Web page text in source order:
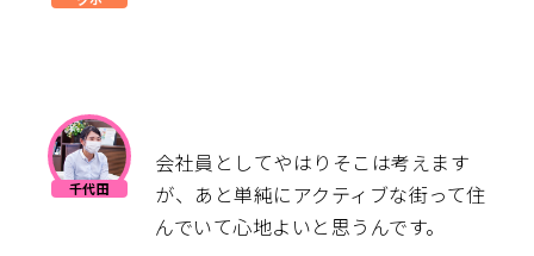
会社員としてやはりそこは考えます
が、あと単純にアクティブな街って住
んでいて心地よいと思うんです。